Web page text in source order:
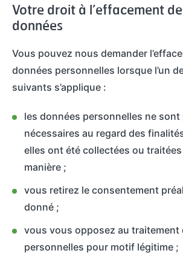
Votre droit à l’effacement
données
Vous pouvez nous demander
données personnelles lorsque l’un
suivants s’applique :
les données personnelles ne sont
nécessaires au regard des
elles ont été collectées ou traitées
manière ;
vous retirez le consentement
donné ;
vous vous opposez au traitement
personnelles pour motif légitime ;